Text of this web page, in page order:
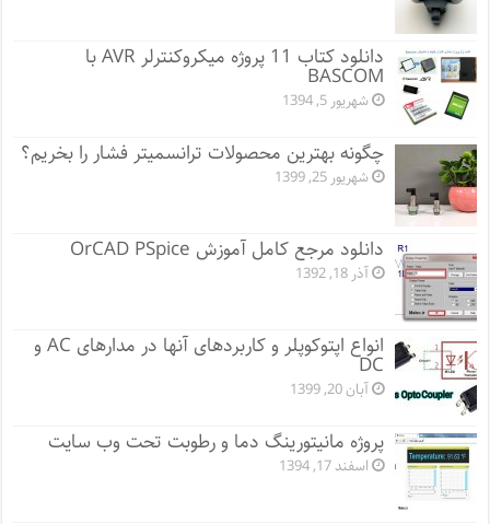
دانلود کتاب 11 پروژه میکروکنترلر AVR با
BASCOM
شهریور 5, 1394
چگونه بهترین محصولات ترانسمیتر فشار را بخریم؟
شهریور 25, 1399
دانلود مرجع کامل آموزش OrCAD PSpice
آذر 18, 1392
انواع اپتوکوپلر و کاربردهای آنها در مدارهای AC و
DC
آبان 20, 1399
پروژه مانيتورينگ دما و رطوبت تحت وب سایت
اسفند 17, 1394